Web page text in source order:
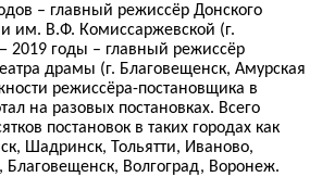
– главный режиссёр Донского
им. В.Ф. Комиссаржевской (г.
2019 годы – главный режиссёр
драмы (г. Благовещенск, Амурская
режиссёра-постановщика в
на разовых постановках. Всего
постановок в таких городах как
Шадринск, Тольятти, Иваново,
Благовещенск, Волгоград, Воронеж.